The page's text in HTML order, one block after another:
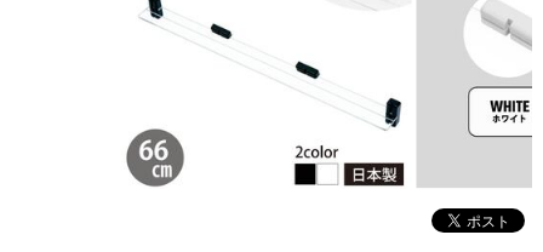
料・お支払いについて
定商取引法に基づく表記